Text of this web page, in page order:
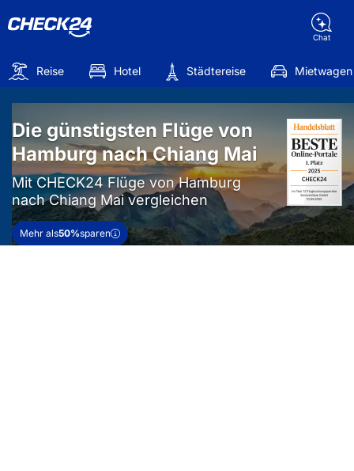
Chat
Reise Hotel Städtereise Mietwagen
Die günstigsten Flüge von
Hamburg nach Chiang Mai
Mit CHECK24 Flüge von Hamburg
nach Chiang Mai vergleichen
Mehr als50%sparen